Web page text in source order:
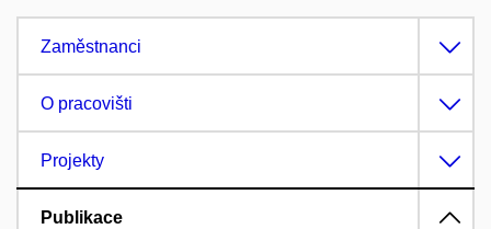
Zaměstnanci
O pracovišti
Projekty
Publikace